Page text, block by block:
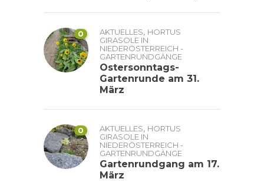
0 AKTUELLES, HORTUS
GIRASOLE IN
NIEDERÖSTERREICH -
GARTENRUNDGÄNGE
Ostersonntags-
Gartenrunde am 31.
März
0 AKTUELLES, HORTUS
GIRASOLE IN
NIEDERÖSTERREICH -
GARTENRUNDGÄNGE
Gartenrundgang am 17.
März